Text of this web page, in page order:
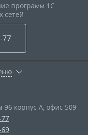
программ 1С.
сетей
77
корпус А, офис 509
77
69